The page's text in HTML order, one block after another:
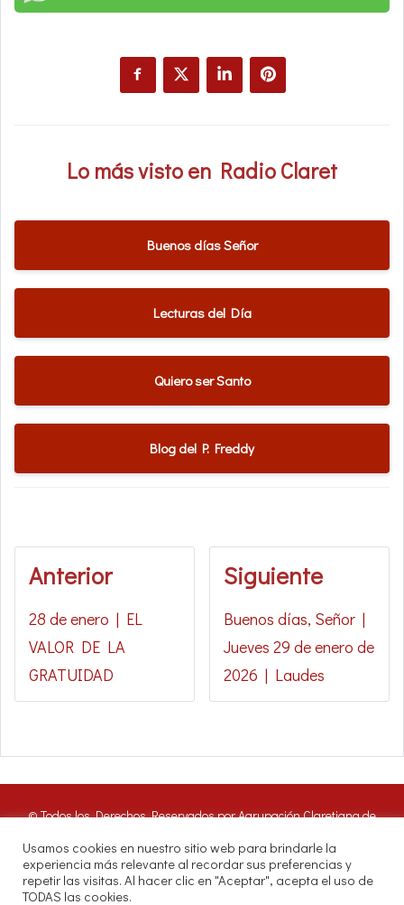
Lo más visto en Radio Claret
Buenos días Señor
Lecturas del Día
Quiero ser Santo
Blog del P. Freddy
Anterior
28 de enero | EL
VALOR DE LA
GRATUIDAD
Siguiente
Buenos días, Señor |
Jueves 29 de enero de
2026 | Laudes
© Todos los Derechos Reservados por Agrupación Claretiana de
hacer uso de estos archivos citando las fuentes de RADIO CLARET
DIGITAL.
Misioneros Claretianos - Santuario Nacional - Avenida Samuel Lewis.
Usamos cookies en nuestro sitio web para brindarle la
experiencia más relevante al recordar sus preferencias y
repetir las visitas. Al hacer clic en "Aceptar", acepta el uso de
TODAS las cookies.